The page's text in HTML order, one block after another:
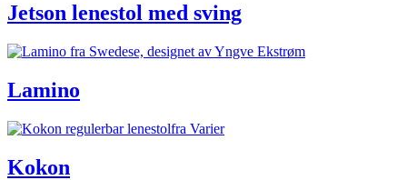
Jetson lenestol med sving
Lamino
Kokon